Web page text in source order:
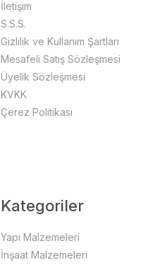
İletişim
S.S.S.
Gizlilik ve Kullanım Şartları
Mesafeli Satış Sözleşmesi
Üyelik Sözleşmesi
KVKK
Çerez Politikası
Kategoriler
Yapı Malzemeleri
İnşaat Malzemeleri